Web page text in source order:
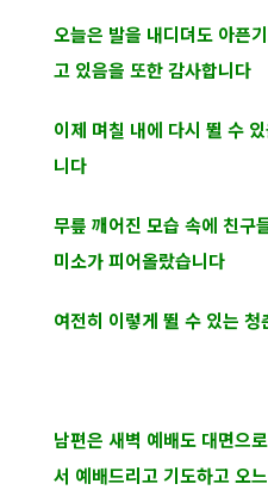
오늘은 발을 내디뎌도 아픈
고 있음을 또한 감사합니다
이제 며칠 내에 다시 뛸 수
니다
무릎 깨어진 모습 속에 친구
미소가 피어올랐습니다
여전히 이렇게 뛸 수 있는
남편은 새벽 예배도 대면으
서 예배드리고 기도하고 오